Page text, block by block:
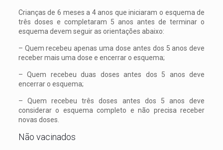
Crianças de 6 meses a 4 anos que iniciaram o esquema de
três doses e completaram 5 anos antes de terminar o
esquema devem seguir as orientações abaixo:
– Quem recebeu apenas uma dose antes dos 5 anos deve
receber mais uma dose e encerrar o esquema;
– Quem recebeu duas doses antes dos 5 anos deve
encerrar o esquema;
– Quem recebeu três doses antes dos 5 anos deve
considerar o esquema completo e não precisa receber
novas doses.
Não vacinados